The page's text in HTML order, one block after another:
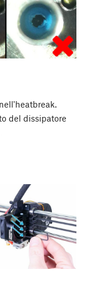
del dissipatore